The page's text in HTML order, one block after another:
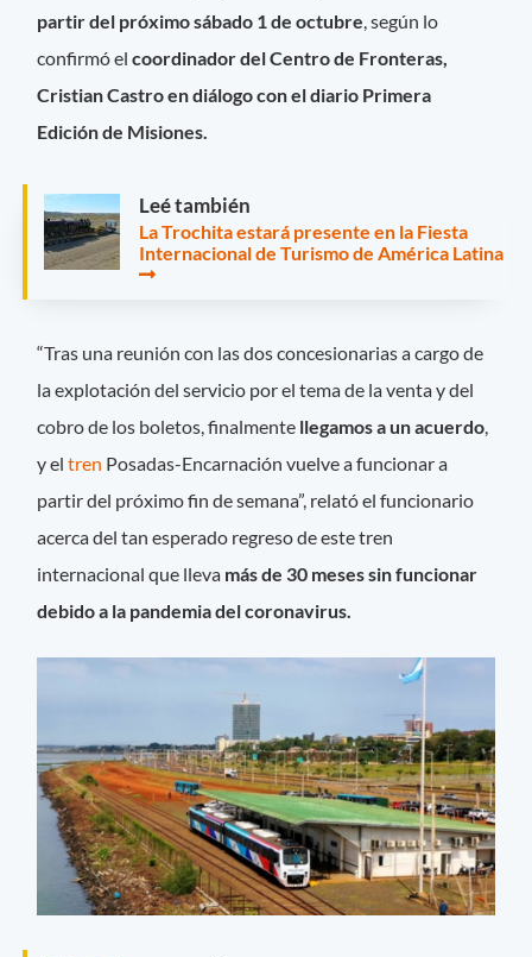
partir del próximo sábado 1 de octubre , según lo
confirmó elcoordinador del Centro de Fronteras,
Cristian Castro en diálogo con el diario Primera
Edición de Misiones.
Leé también
La Trochita estará presente en la Fiesta
Internacional de Turismo de América Latina
“Tras una reunión con las dos concesionarias a cargo de
la explotación del servicio por el tema de la venta y del
cobro de los boletos, finalmente llegamos a un acuerdo,
y eltren Posadas-Encarnación vuelve a funcionar a
partir del próximo fin de semana”, relató el funcionario
acerca del tan esperado regreso de este tren
internacional que lleva más de 30 meses sin funcionar
debido a la pandemia del coronavirus.